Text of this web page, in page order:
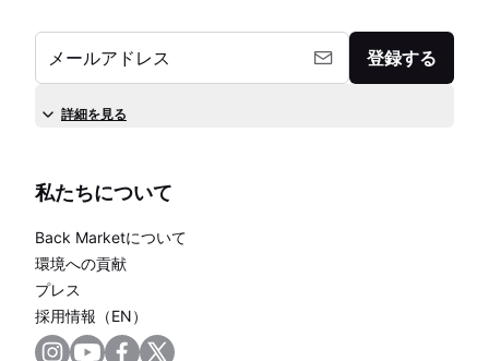
メールアドレス 登録する
詳細を見る
私たちについて
Back Marketについて
環境への貢献
プレス
採用情報（EN）